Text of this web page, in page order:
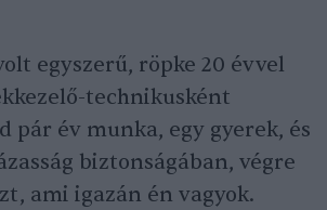
egyszerű, röpke 20 évvel
technikusként
pár év munka, egy gyerek, és
biztonságában, végre
ami igazán én vagyok.